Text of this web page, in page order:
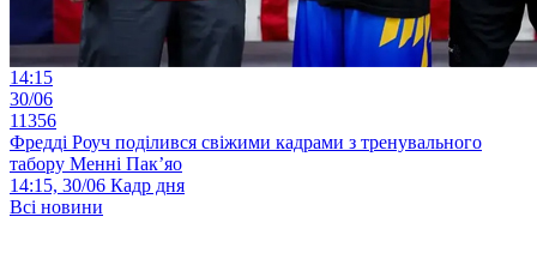
14:15
30/06
11356
Фредді Роуч поділився свіжими кадрами з тренувального
табору Менні Пак’яо
14:15, 30/06 Кадр дня
Всі новини